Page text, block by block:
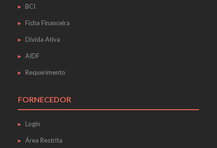
BCI
Ficha Financeira
Dívida Ativa
AIDF
Requerimento
FORNECEDOR
Login
Área Restrita